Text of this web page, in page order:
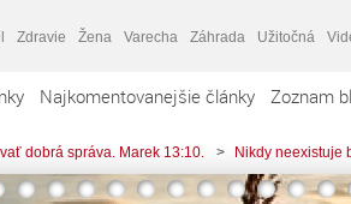
Zdravie Žena Varecha Záhrada Užitočná
Najkomentovanejšie články Zoznam
dobrá správa. Marek 13:10. > Nikdy neexistuje